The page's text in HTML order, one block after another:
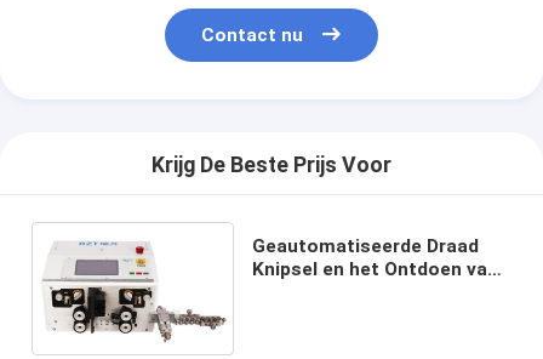
Contact nu
Krijg De Beste Prijs Voor
Geautomatiseerde Draad
Knipsel en het Ontdoen van